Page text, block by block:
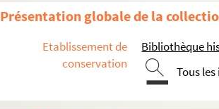
Présentation globale de la
Etablissement de
conservation
Bibliothèque
Tous
4-MS-2408. Immeuble du 26
4-MS-2410. Immeuble du 26
4-MS-2411. Immeuble du 26
Fol. 1. Correspondance : A. et G.